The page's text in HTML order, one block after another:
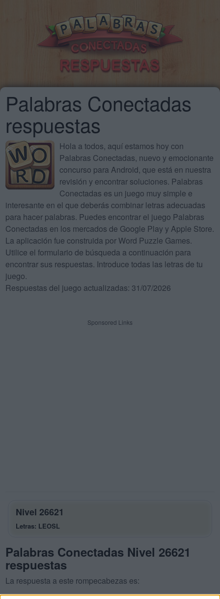
Palabras Conectadas
respuestas
Hola a todos, aquí estamos hoy con
Palabras Conectadas, nuevo y emocionante
concurso para Android, que está en nuestra
revisión y encontrar soluciones. Palabras
Conectadas es un juego muy simple e
interesante en el que deberás combinar letras adecuadas
para hacer palabras. Puedes encontrar el juego Palabras
Conectadas en los mercados de Google Play y Apple Store.
La aplicación fue construida por Word Puzzle Games.
Utilice el formulario de búsqueda a continuación para
encontrar sus respuestas. Introduce todas las letras de tu
juego.
Respuestas del juego actualizadas: 31/07/2026
Sponsored Links
Nivel 26621
Letras: LEOSL
Palabras Conectadas Nivel 26621
respuestas
La respuesta a este rompecabezas es: